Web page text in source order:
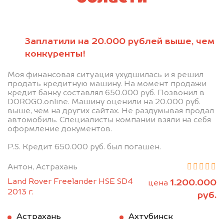
Заплатили на 20.000 рублей выше, чем
конкуренты!
Моя финансовая ситуация ухудшилась и я решил
продать кредитную машину. На момент продажи
кредит банку составлял 650.000 руб. Позвонил в
DOROGO.online. Машину оценили на 20.000 руб.
выше, чем на других сайтах. Не раздумывая продал
автомобиль. Специалисты компании взяли на себя
оформление документов.
P.S. Кредит 650.000 руб. был погашен.
Антон, Астрахань
Land Rover Freelander HSE SD4
2013 г.
цена 1.200.000
руб.
Астрахань
Ахтубинск